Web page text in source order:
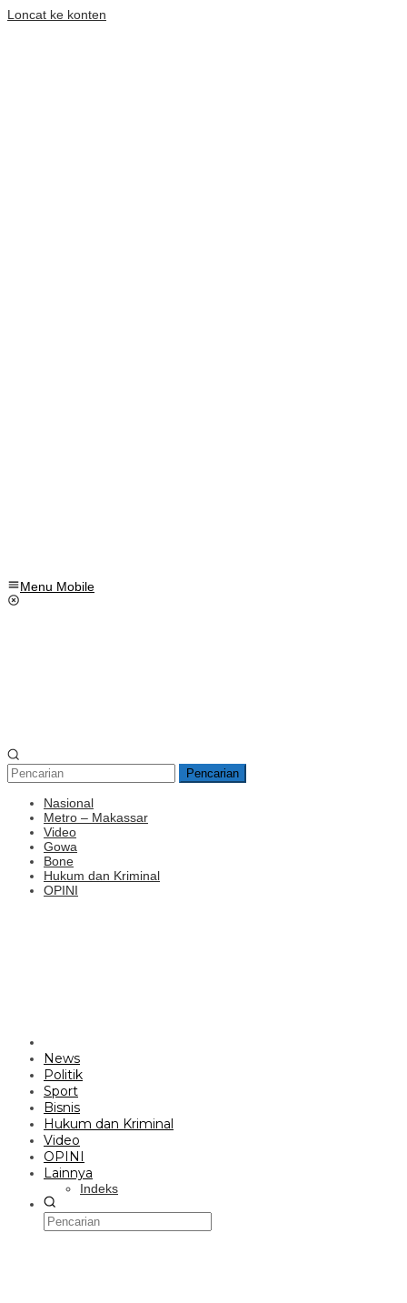
Loncat ke konten
Menu Mobile
Pencarian
Nasional
Metro – Makassar
Video
Gowa
Bone
Hukum dan Kriminal
OPINI
News
Politik
Sport
Bisnis
Hukum dan Kriminal
Video
OPINI
Lainnya
Indeks